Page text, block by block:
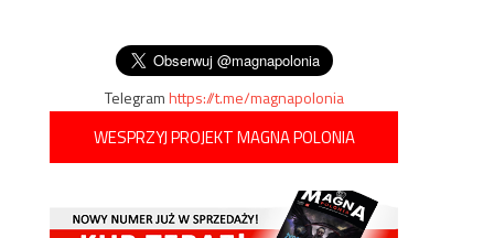
Telegramhttps://t.me/magnapolonia
WESPRZYJ PROJEKT MAGNA POLONIA